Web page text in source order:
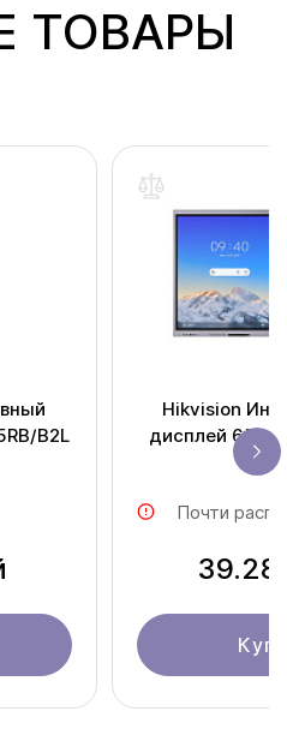
ТОВАРЫ
Hikvision
дисплей 65" DS-D5C65RB/B
Почти